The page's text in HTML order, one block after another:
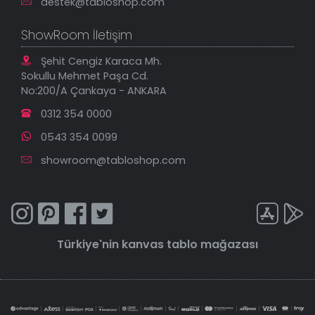
ShowRoom İletişim
Şehit Cengiz Karaca Mh.
Sokullu Mehmet Paşa Cd.
No:200/A Çankaya - ANKARA
0312 354 0000
0543 354 0099
showroom@tabloshop.com
Türkiye'nin kanvas tablo mağazası